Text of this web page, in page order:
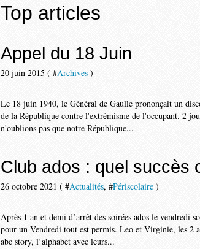
Top articles
Appel du 18 Juin
20 juin 2015 ( #Archives )
Le 18 juin 1940, le Général de Gaulle prononçait un
de la République contre l'extrémisme de l'occupant. 2
n'oublions pas que notre République...
Club ados : quel succès
26 octobre 2021 ( #Actualités, #Périscolaire )
Après 1 an et demi d’arrêt des soirées ados le vendredi
pour un Vendredi tout est permis. Leo et Virginie, les 2
abc story, l’alphabet avec leurs...